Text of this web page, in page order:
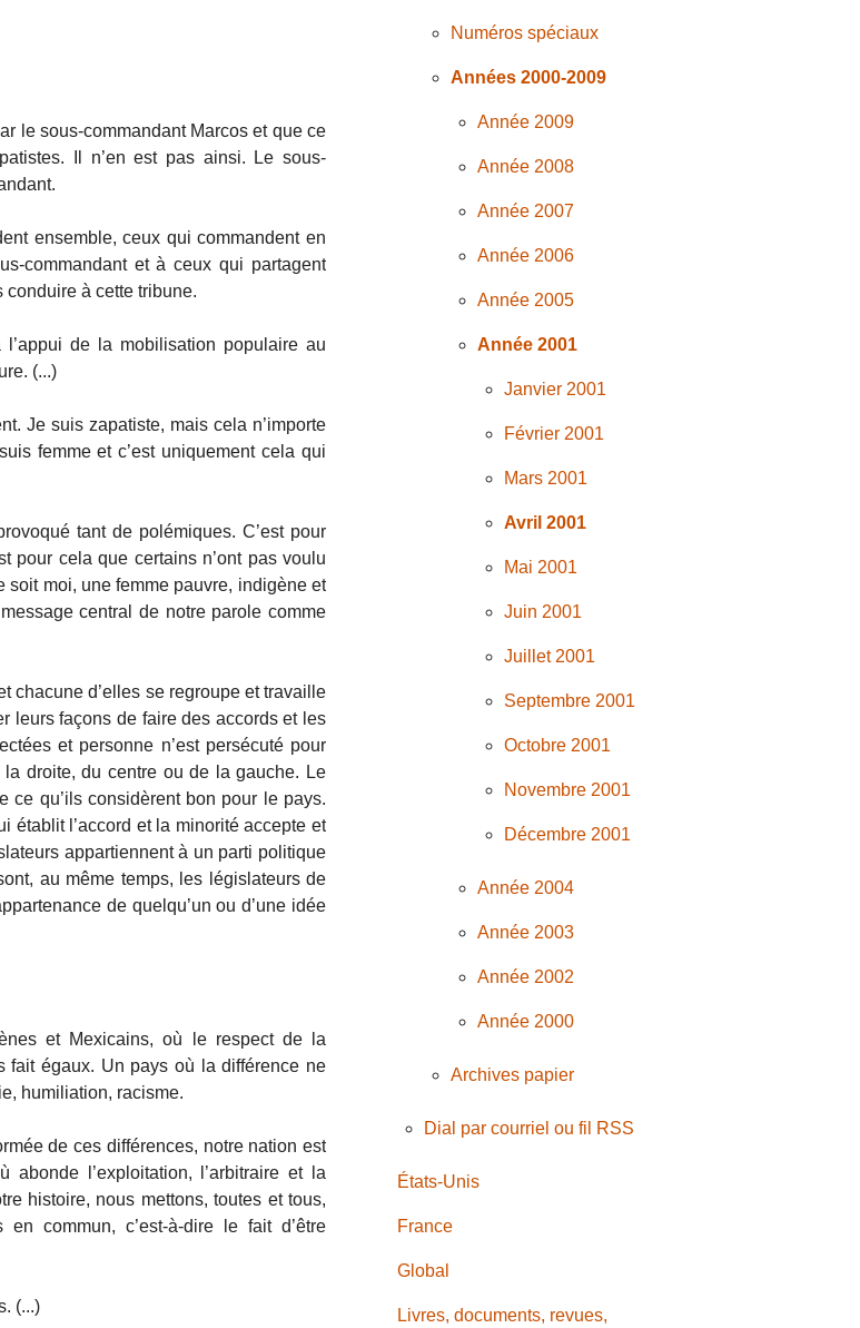
le sous-commandant Marcos et que ce
Il n’en est pas ainsi. Le sous-
ensemble, ceux qui commandent en
commandant et à ceux qui partagent
à cette tribune.
de la mobilisation populaire au
(...)
Je suis zapatiste, mais cela n’importe
femme et c’est uniquement cela qui
tant de polémiques. C’est pour
pour cela que certains n’ont pas voulu
soit moi, une femme pauvre, indigène et
central de notre parole comme
chacune d’elles se regroupe et travaille
leurs façons de faire des accords et les
et personne n’est persécuté pour
la droite, du centre ou de la gauche. Le
ce qu’ils considèrent bon pour le pays.
établit l’accord et la minorité accepte et
appartiennent à un parti politique
au même temps, les législateurs de
de quelqu’un ou d’une idée
et Mexicains, où le respect de la
fait égaux. Un pays où la différence ne
humiliation, racisme.
de ces différences, notre nation est
l’exploitation, l’arbitraire et la
histoire, nous mettons, toutes et tous,
commun, c’est-à-dire le fait d’être
(...)
Numéros spéciaux
Années 2000-2009
Année 2009
Année 2008
Année 2007
Année 2006
Année 2005
Année 2001
Janvier 2001
Février 2001
Mars 2001
Avril 2001
Mai 2001
Juin 2001
Juillet 2001
Septembre 2001
Octobre 2001
Novembre 2001
Décembre 2001
Année 2004
Année 2003
Année 2002
Année 2000
Archives papier
Dial par courriel ou fil RSS
États-Unis
France
Global
Livres, documents, revues,